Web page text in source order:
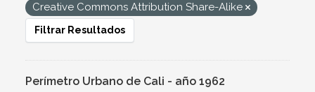
Creative Commons Attribution Share-Alike
Filtrar Resultados
Perímetro Urbano de Cali - año 1962